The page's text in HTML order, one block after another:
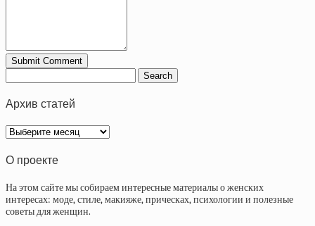
Архив статей
Архив
статей
О проекте
На этом сайте мы собираем интересные материалы о женских
интересах: моде, стиле, макияже, прическах, психологии и полезные
советы для женщин.